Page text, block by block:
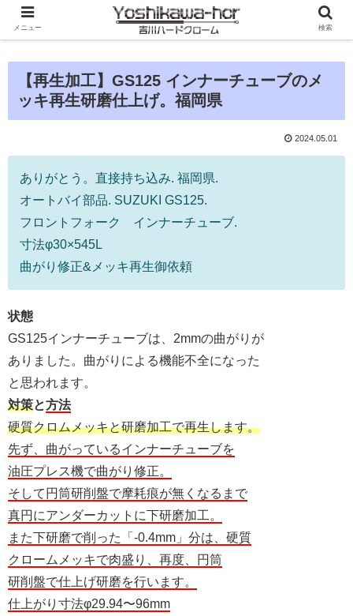
【再生加工】GS125 インナーチューブのメ
ッキ再生研磨仕上げ。福岡県
2024.05.01
ありがとう。直接持ち込み. 福岡県.
オートバイ部品. SUZUKI GS125.
フロントフォーク インナーチューブ.
寸法φ30×545L
曲がり修正&メッキ再生御依頼
状態
GS125インナーチューブは、2mmの曲がりが
ありました。曲がりによる機能不全になった
と思われます。
対策と方法
硬質クロムメッキと研磨加工で再生します。
先ず、曲がっているインナーチューブを
油圧プレス機で曲がり修正。
そして円筒研削盤で摩耗痕が無くなるまで
真円にアンダーカットに下研磨加工。
また下研磨で削った「-0.4mm」分は、硬質
クロームメッキで肉盛り、再度、円筒
研削盤で仕上げ研磨を行います。
仕上がり寸法φ29.94〜96mm
メニュー 検索